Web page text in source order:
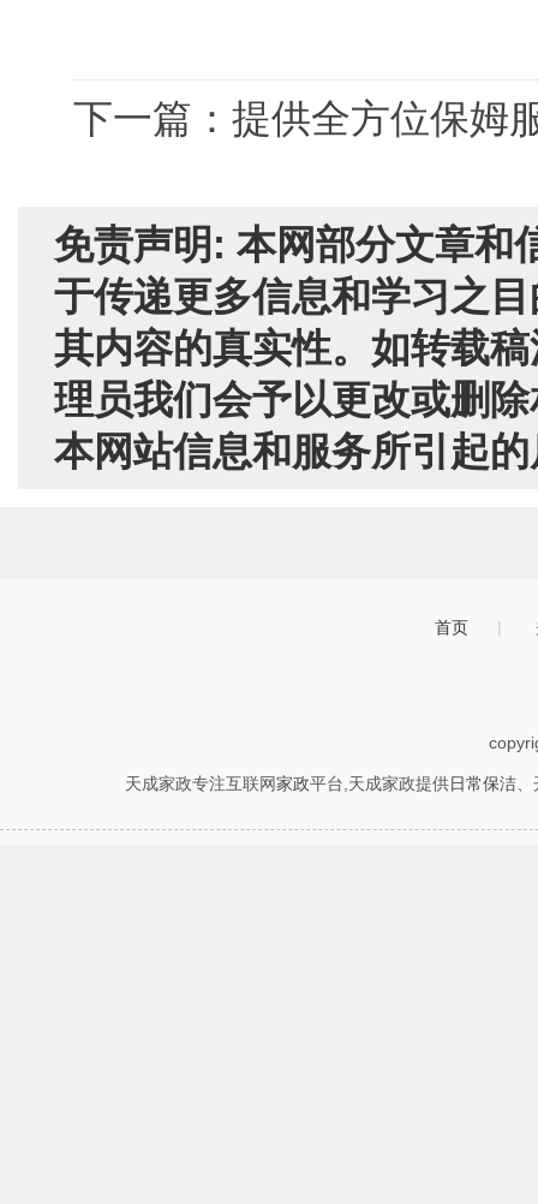
下一篇：提供全方位保姆
免责声明: 本网部分文章和
于传递更多信息和学习之
其内容的真实性。如转载
理员我们会予以更改或删
本网站信息和服务所引起
首页 |
天成家政专注互联网家政平台,天成家政提供日常保洁、